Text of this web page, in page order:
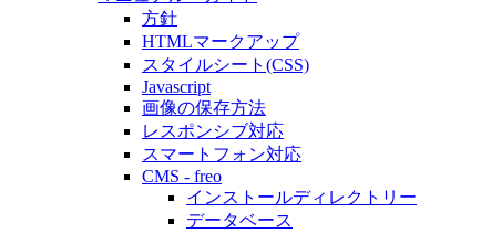
方針
HTMLマークアップ
スタイルシート(CSS)
Javascript
画像の保存方法
レスポンシブ対応
スマートフォン対応
CMS - freo
インストールディレクトリー
データベース